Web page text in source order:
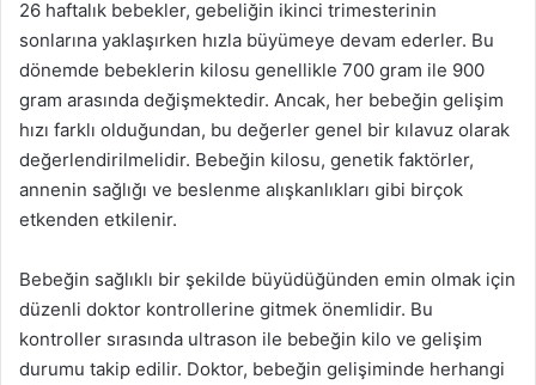
26 haftalık bebekler, gebeliğin ikinci trimesterinin
sonlarına yaklaşırken hızla büyümeye devam ederler. Bu
dönemde bebeklerin kilosu genellikle 700 gram ile 900
gram arasında değişmektedir. Ancak, her bebeğin gelişim
hızı farklı olduğundan, bu değerler genel bir kılavuz olarak
değerlendirilmelidir. Bebeğin kilosu, genetik faktörler,
annenin sağlığı ve beslenme alışkanlıkları gibi birçok
etkenden etkilenir.
Bebeğin sağlıklı bir şekilde büyüdüğünden emin olmak için
düzenli doktor kontrollerine gitmek önemlidir. Bu
kontroller sırasında ultrason ile bebeğin kilo ve gelişim
durumu takip edilir. Doktor, bebeğin gelişiminde herhangi